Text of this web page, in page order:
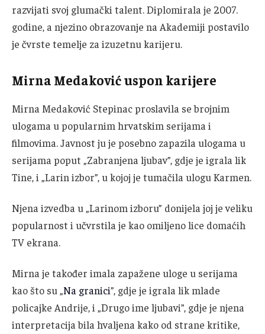
razvijati svoj glumački talent. Diplomirala je 2007.
godine, a njezino obrazovanje na Akademiji postavilo
je čvrste temelje za izuzetnu karijeru.
Mirna Medaković uspon karijere
Mirna Medaković Stepinac proslavila se brojnim
ulogama u popularnim hrvatskim serijama i
filmovima. Javnost ju je posebno zapazila ulogama u
serijama poput „Zabranjena ljubav”, gdje je igrala lik
Tine, i „Larin izbor”, u kojoj je tumačila ulogu Karmen.
Njena izvedba u „Larinom izboru” donijela joj je veliku
popularnost i učvrstila je kao omiljeno lice domaćih
TV ekrana.
Mirna je također imala zapažene uloge u serijama
kao što su „Na granici”, gdje je igrala lik mlade
policajke Andrije, i „Drugo ime ljubavi”, gdje je njena
interpretacija bila hvaljena kako od strane kritike,